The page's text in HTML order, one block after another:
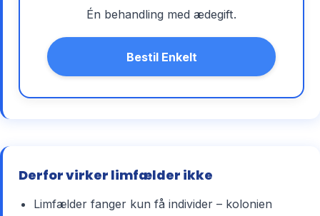
Én behandling med ædegift.
Bestil Enkelt
Derfor virker limfælder ikke
Limfælder fanger kun få individer – kolonien